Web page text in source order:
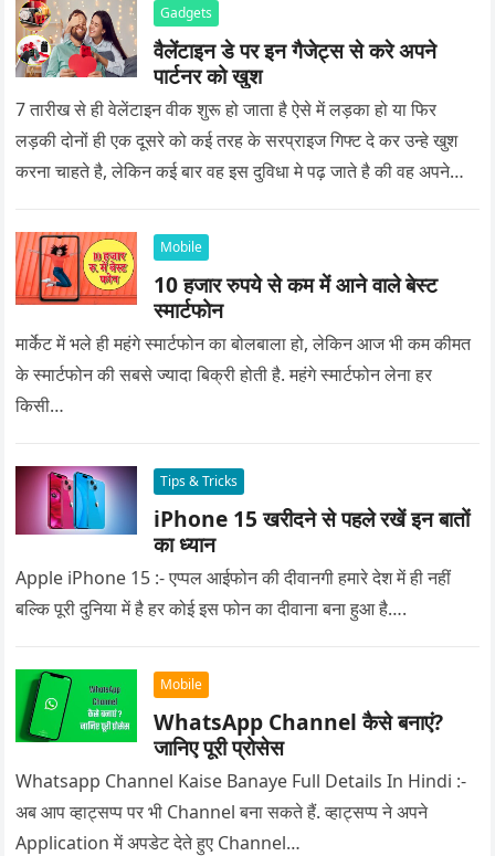
Gadgets
वैलेंटाइन डे पर इन गैजेट्स से करे अपने
पार्टनर को खुश
7 तारीख से ही वेलेंटाइन वीक शुरू हो जाता है ऐसे में लड़का हो या फिर
लड़की दोनों ही एक दूसरे को कई तरह के सरप्राइज गिफ्ट दे कर उन्हे खुश
करना चाहते है, लेकिन कई बार वह इस दुविधा मे पढ़ जाते है की वह अपने
Mobile
10 हजार रुपये से कम में आने वाले बेस्ट
स्मार्टफोन
मार्केट में भले ही महंगे स्मार्टफोन का बोलबाला हो, लेकिन आज भी कम कीमत
के स्मार्टफोन की सबसे ज्यादा बिक्री होती है. महंगे स्मार्टफोन लेना हर
किसी…
Tips & Tricks
iPhone 15 खरीदने से पहले रखें इन बातों
का ध्यान
Apple iPhone 15 :- एप्पल आईफोन की दीवानगी हमारे देश में ही नहीं
बल्कि पूरी दुनिया में है हर कोई इस फोन का दीवाना बना हुआ है….
Mobile
WhatsApp Channel कैसे बनाएं?
जानिए पूरी प्रोसेस
Whatsapp Channel Kaise Banaye Full Details In Hindi :-
अब आप व्हाट्सप्प पर भी Channel बना सकते हैं. व्हाट्सप्प ने अपने
Application में अपडेट देते हुए Channel…